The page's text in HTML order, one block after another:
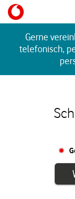
Skip to content
Gerne
telefonisch,